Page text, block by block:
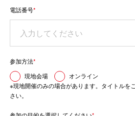
電話番号*
参加方法*
現地会場
オンライン
※現地開催のみの場合があります。タイトルを
さい。